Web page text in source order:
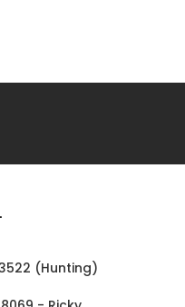
(Hunting)